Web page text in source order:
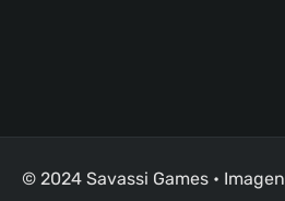
© 2024 Savassi Games •